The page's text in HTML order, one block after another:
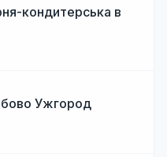
кондитерська в
Ужгород